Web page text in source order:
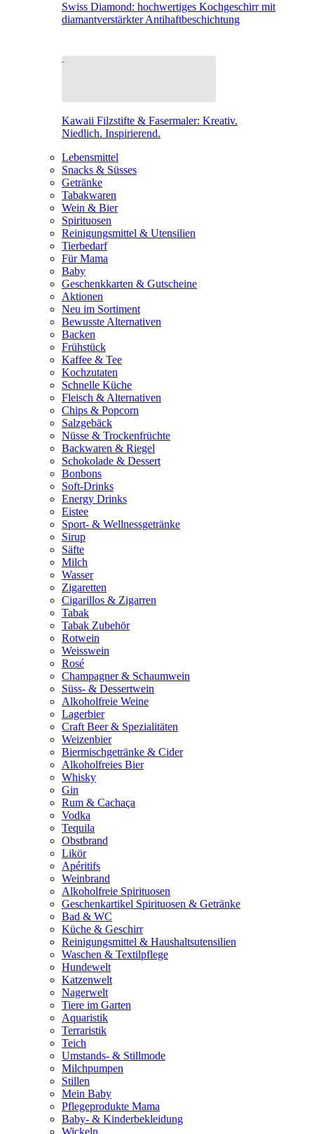
Swiss Diamond: hochwertiges Kochgeschirr mit
diamantverstärkter Antihaftbeschichtung
Kawaii Filzstifte & Fasermaler: Kreativ.
Niedlich. Inspirierend.
Lebensmittel
Snacks & Süsses
Getränke
Tabakwaren
Wein & Bier
Spirituosen
Reinigungsmittel & Utensilien
Tierbedarf
Für Mama
Baby
Geschenkkarten & Gutscheine
Aktionen
Neu im Sortiment
Bewusste Alternativen
Backen
Frühstück
Kaffee & Tee
Kochzutaten
Schnelle Küche
Fleisch & Alternativen
Chips & Popcorn
Salzgebäck
Nüsse & Trockenfrüchte
Backwaren & Riegel
Schokolade & Dessert
Bonbons
Soft-Drinks
Energy Drinks
Eistee
Sport- & Wellnessgetränke
Sirup
Säfte
Milch
Wasser
Zigaretten
Cigarillos & Zigarren
Tabak
Tabak Zubehör
Rotwein
Weisswein
Rosé
Champagner & Schaumwein
Süss- & Dessertwein
Alkoholfreie Weine
Lagerbier
Craft Beer & Spezialitäten
Weizenbier
Biermischgetränke & Cider
Alkoholfreies Bier
Whisky
Gin
Rum & Cachaça
Vodka
Tequila
Obstbrand
Likör
Apéritifs
Weinbrand
Alkoholfreie Spirituosen
Geschenkartikel Spirituosen & Getränke
Bad & WC
Küche & Geschirr
Reinigungsmittel & Haushaltsutensilien
Waschen & Textilpflege
Hundewelt
Katzenwelt
Nagerwelt
Tiere im Garten
Aquaristik
Terraristik
Teich
Umstands- & Stillmode
Milchpumpen
Stillen
Mein Baby
Pflegeprodukte Mama
Baby- & Kinderbekleidung
Wickeln